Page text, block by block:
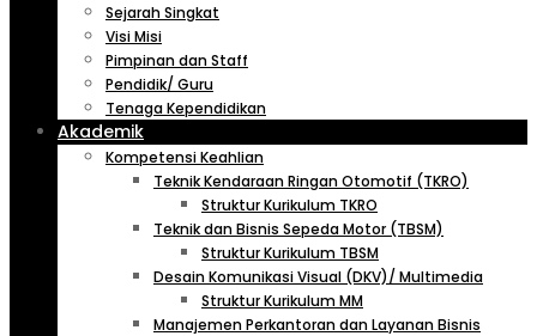
Sejarah Singkat
Visi Misi
Pimpinan dan Staff
Pendidik/ Guru
Tenaga Kependidikan
Akademik
Kompetensi Keahlian
Teknik Kendaraan Ringan Otomotif (TKRO)
Struktur Kurikulum TKRO
Teknik dan Bisnis Sepeda Motor (TBSM)
Struktur Kurikulum TBSM
Desain Komunikasi Visual (DKV)/ Multimedia
Struktur Kurikulum MM
Manajemen Perkantoran dan Layanan Bisnis